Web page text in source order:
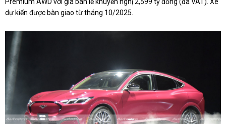
dự kiến được bàn giao từ tháng 10/2025.